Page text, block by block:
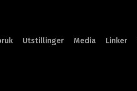
Utstillinger Media Linker